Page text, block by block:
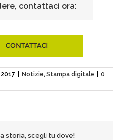
contattaci ora:
Notizie, Stampa digitale
0
storia, scegli tu dove!